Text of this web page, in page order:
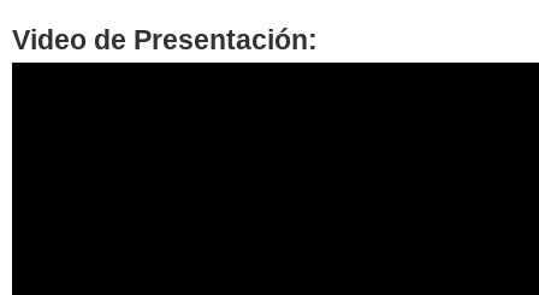
Video de Presentación: